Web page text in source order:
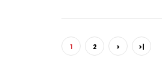
1 2 > >|